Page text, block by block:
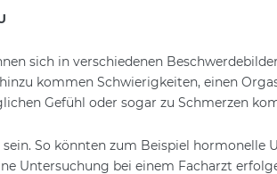
sich in verschiedenen
kommen Schwierigkeiten, einen
Gefühl oder sogar zu Schmerzen
So könnten zum Beispiel hormonelle
Untersuchung bei einem Facharzt